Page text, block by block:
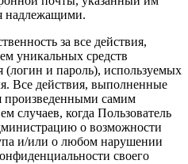
надлежащими.
за все действия,
уникальных средств
(логин и пароль), используемых
Все действия, выполненные
произведенными самим
случаев, когда Пользователь
о возможности
и/или о любом нарушении
своего